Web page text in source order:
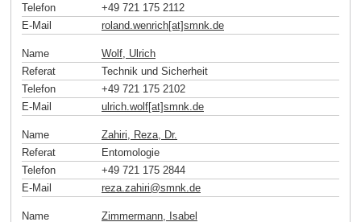
Telefon
+49 721 175 2112
E-Mail
roland.wenrich[at]smnk.de
Name
Wolf, Ulrich
Referat
Technik und Sicherheit
Telefon
+49 721 175 2102
E-Mail
ulrich.wolf[at]smnk.de
Name
Zahiri, Reza, Dr.
Referat
Entomologie
Telefon
+49 721 175 2844
E-Mail
reza.zahiri@smnk de
Name Zimmermann, Isabel